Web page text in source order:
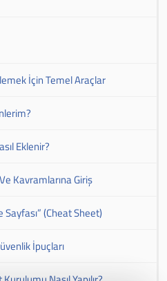
İçin Temel Araçlar
Eklenir?
Kavramlarına Giriş
Sayfası” (Cheat Sheet)
İpuçları